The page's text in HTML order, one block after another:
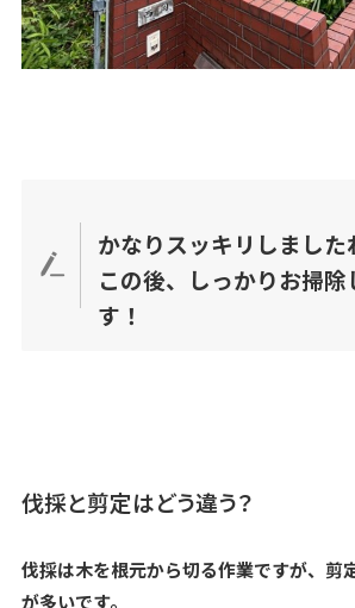
かなりスッキリしまし
この後、しっかりお掃除
す！
伐採と剪定はどう違う？
伐採は木を根元から切る作業ですが、剪
が多いです。